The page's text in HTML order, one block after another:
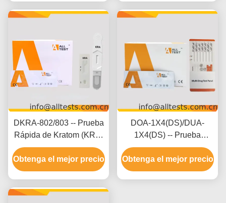
DKRA-802/803 -- Prueba
Rápida de Kratom (KRA)
(Fluido Oral)
(Casete/Dispositivo)
Obtenga el mejor precio
DOA-1X4(DS)/DUA-
1X4(DS) -- Prueba
Rápida Multidrogas 2-20
Drogas (Orina)
Obtenga el mejor precio